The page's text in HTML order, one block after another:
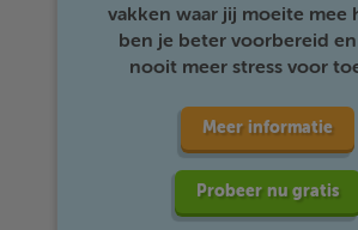
vakken waar jij moeite mee
ben je beter voorbereid
nooit meer stress voor
Meer informatie
Probeer nu gratis